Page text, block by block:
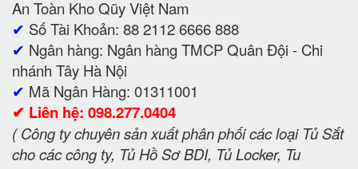
An Toàn Kho Qũy Việt Nam
✔ Số Tài Khoản: 88 2112 6666 888
✔ Ngân hàng: Ngân hàng TMCP Quân Đội - Chi
nhánh Tây Hà Nội
✔ Mã Ngân Hàng: 01311001
✔ Liên hệ: 098.277.0404
( Công ty chuyên sản xuất phân phối các loại Tủ Sắt
cho các công ty, Tủ Hồ Sơ BDI, Tủ Locker, Tu